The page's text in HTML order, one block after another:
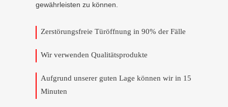
gewährleisten zu können.
Zerstörungsfreie Türöffnung in 90% der Fälle
Wir verwenden Qualitätsprodukte
Aufgrund unserer guten Lage können wir in 15
Minuten